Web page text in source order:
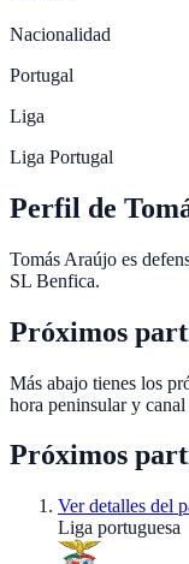
Nacionalidad
Portugal
Liga
Liga Portugal
Perfil de
Tomás Araújo es
SL Benfica.
Próximos
Más abajo tienes los
hora peninsular y
Próximos
Ver detalles del
Liga portuguesa